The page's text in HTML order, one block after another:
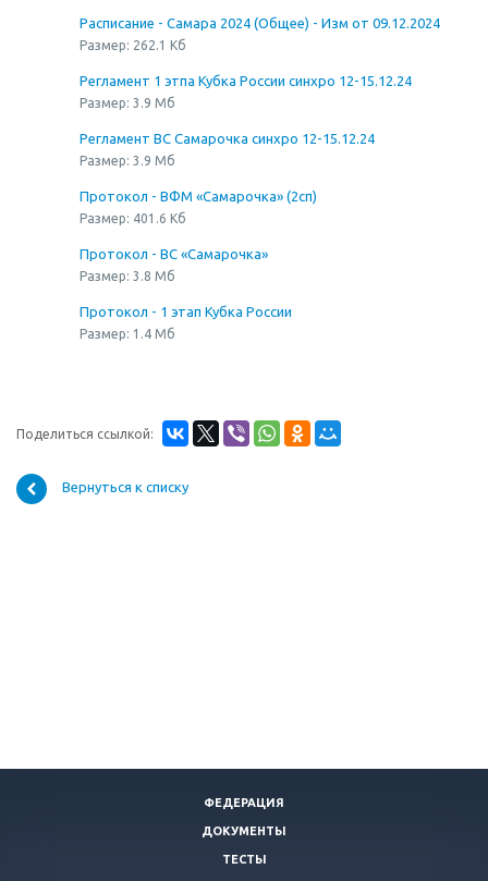
Расписание - Самара 2024 (Общее) - Изм от 09.12.2024
Размер: 262.1 Кб
Регламент 1 этпа Кубка России синхро 12-15.12.24
Размер: 3.9 Мб
Регламент ВС Самарочка синхро 12-15.12.24
Размер: 3.9 Мб
Протокол - ВФМ «Самарочка» (2сп)
Размер: 401.6 Кб
Протокол - ВС «Самарочка»
Размер: 3.8 Мб
Протокол - 1 этап Кубка России
Размер: 1.4 Мб
Поделиться ссылкой:
Вернуться к списку
ФЕДЕРАЦИЯ
ДОКУМЕНТЫ
ТЕСТЫ